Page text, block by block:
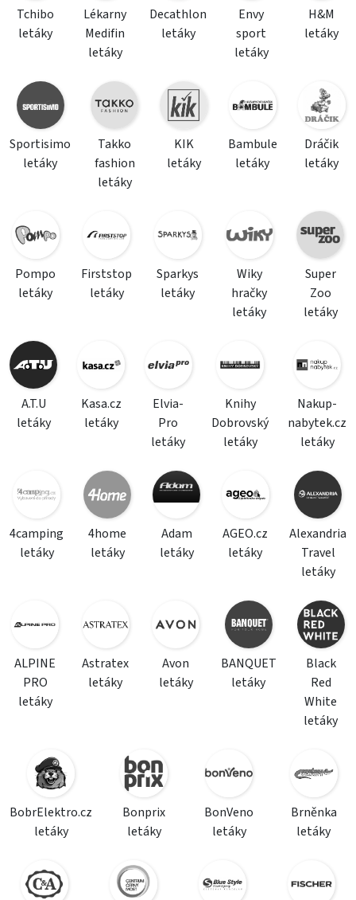
Tchibo
letáky
Lékarny
Medifin
letáky
Decathlon
letáky
Envy
sport
letáky
H&M
letáky
Sportisimo
letáky
Takko
fashion
letáky
KIK
letáky
Bambule
letáky
Dráčik
letáky
Pompo
letáky
Firststop
letáky
Sparkys
letáky
Wiky
hračky
letáky
Super
Zoo
letáky
A.T.U
letáky
Kasa.cz
letáky
Elvia-
Pro
letáky
Knihy
Dobrovský
letáky
Nakup-
nabytek.cz
letáky
4camping
letáky
4home
letáky
Adam
letáky
AGEO.cz
letáky
Alexandria
Travel
letáky
ALPINE
PRO
letáky
Astratex
letáky
Avon
letáky
BANQUET
letáky
Black
Red
White
letáky
BobrElektro.cz
letáky
Bonprix
letáky
BonVeno
letáky
Brněnka
letáky